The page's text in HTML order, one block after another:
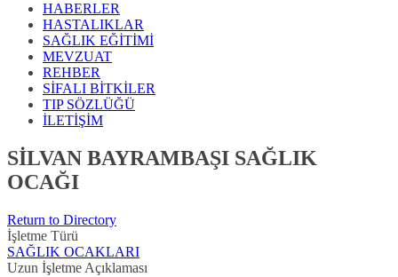
HABERLER
HASTALIKLAR
SAĞLIK EĞİTİMİ
MEVZUAT
REHBER
SİFALI BİTKİLER
TIP SÖZLÜĞÜ
İLETİŞİM
SİLVAN BAYRAMBAŞI SAĞLIK
OCAĞI
Return to Directory
İşletme Türü
SAĞLIK OCAKLARI
Uzun İşletme Açıklaması